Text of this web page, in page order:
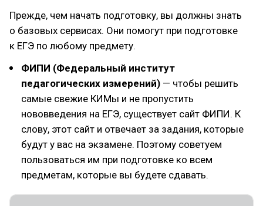
Прежде, чем начать подготовку, вы должны знать
о базовых сервисах. Они помогут при подготовке
к ЕГЭ по любому предмету.
ФИПИ (Федеральный институт
педагогических измерений) — чтобы решить
самые свежие КИМы и не пропустить
нововведения на ЕГЭ, существует сайт ФИПИ. К
слову, этот сайт и отвечает за задания, которые
будут у вас на экзамене. Поэтому советуем
пользоваться им при подготовке ко всем
предметам, которые вы будете сдавать.